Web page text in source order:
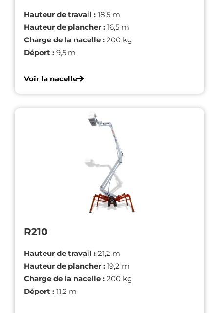
Hauteur de travail : 18,5 m
Hauteur de plancher : 16,5 m
Charge de la nacelle : 200 kg
Déport : 9,5 m
Voir la nacelle
R210
Hauteur de travail : 21,2 m
Hauteur de plancher : 19,2 m
Charge de la nacelle : 200 kg
Déport : 11,2 m